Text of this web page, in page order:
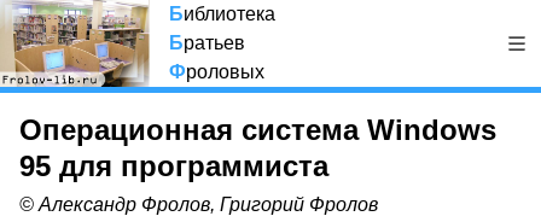
Библиотека
Братьев
Фроловых
Операционная система Windows
95 для программиста
© Александр Фролов, Григорий Фролов